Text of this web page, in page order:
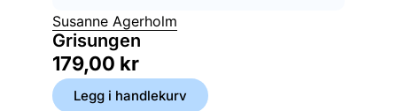
Susanne Agerholm
Grisungen
179,00 kr
Legg i handlekurv